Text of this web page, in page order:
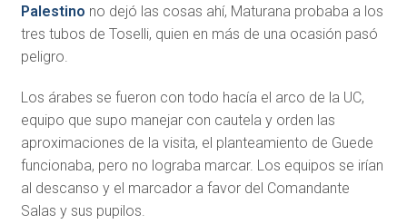
Palestino no dejó las cosas ahí, Maturana probaba a los
tres tubos de Toselli, quien en más de una ocasión pasó
peligro.
Los árabes se fueron con todo hacía el arco de la UC,
equipo que supo manejar con cautela y orden las
aproximaciones de la visita, el planteamiento de Guede
funcionaba, pero no lograba marcar. Los equipos se irían
al descanso y el marcador a favor del Comandante
Salas y sus pupilos.